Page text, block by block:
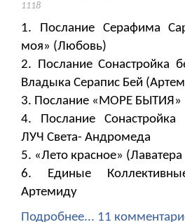
1118
1. Послание Серафима
моя» (Любовь)
2. Послание Сонастройка
Владыка Серапис Бей
3. Послание «МОРЕ БЫТИЯ»
4. Послание Сонастройка
ЛУЧ Света- Андромеда
5. «Лето красное»
6. Единые
Артемиду
Подробнее... 11